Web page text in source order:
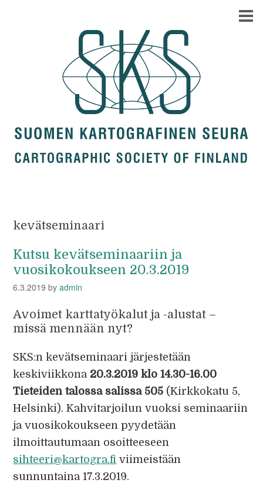
kevätseminaari
Kutsu kevätseminaariin ja
vuosikokoukseen 20.3.2019
6.3.2019 byadmin
Avoimet karttatyökalut ja -alustat –
missä mennään nyt?
SKS:n kevätseminaari järjestetään
keskiviikkona 20.3.2019 klo 14.30-16.00
Tieteiden talossa salissa 505 (Kirkkokatu 5,
Helsinki). Kahvitarjoilun vuoksi seminaariin
ja vuosikokoukseen pyydetään
ilmoittautumaan osoitteeseen
sihteeri@kartogra.fi viimeistään
sunnuntaina 17.3.2019.